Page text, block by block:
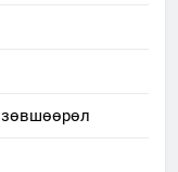
зөвшөөрөл